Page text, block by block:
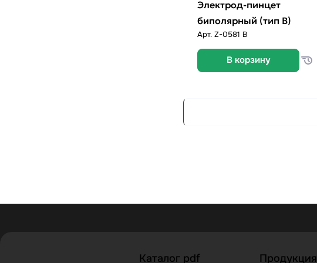
Электрод-пинцет
биполярный (тип B)
Арт. Z-0581 B
В корзину
Каталог pdf Продукция